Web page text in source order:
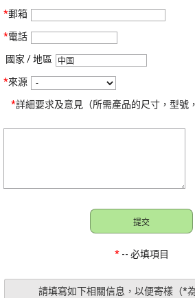
*郵箱
*電話
國家 / 地區
*來源
*詳細要求及意見（所需產品的尺寸，型號
*-- 必填項目
請填寫如下相關信息，以便寄樣（*